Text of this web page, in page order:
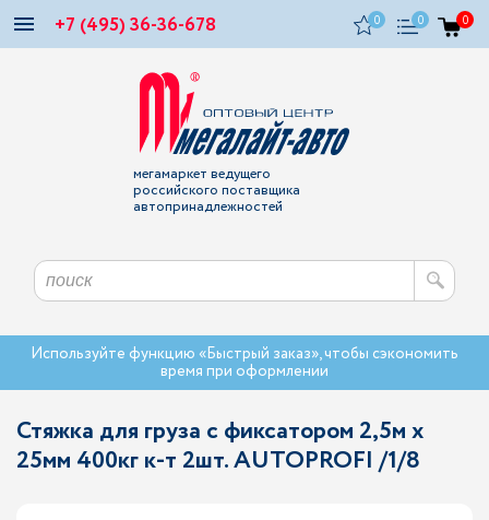
+7 (495) 36-36-678 0 0 0
мегамаркет ведущего
российского поставщика
автопринадлежностей
Используйте функцию «Быстрый заказ», чтобы сэкономить
время при оформлении
Стяжка для груза с фиксатором 2,5м х
25мм 400кг к-т 2шт. AUTOPROFI /1/8